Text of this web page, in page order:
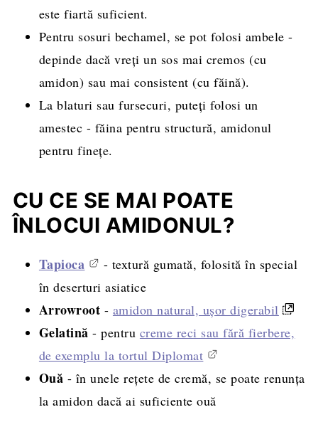
este fiartă suficient.
Pentru sosuri bechamel, se pot folosi ambele -
depinde dacă vreți un sos mai cremos (cu
amidon) sau mai consistent (cu făină).
La blaturi sau fursecuri, puteți folosi un
amestec - făina pentru structură, amidonul
pentru finețe.
CU CE SE MAI POATE
ÎNLOCUI AMIDONUL?
Tapioca
- textură gumată, folosită în special
în deserturi asiatice
Arrowroot - amidon natural, ușor digerabil
Gelatină - pentru creme reci sau fără fierbere,
de exemplu la tortul Diplomat
Ouă - în unele rețete de cremă, se poate renunța
la amidon dacă ai suficiente ouă